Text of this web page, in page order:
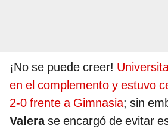
¡No se puede creer!
en el complemento y estuvo
2-0 frente a Gimnasia; sin
Valerase encargó de evitar